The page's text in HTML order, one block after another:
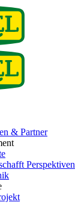
& Partner
Perspektiven